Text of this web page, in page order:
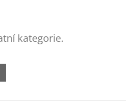
kategorie.